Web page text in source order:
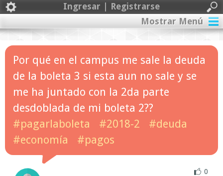
Ingresar | Registrarse
Mostrar Menú
Por qué en el campus me sale la deuda
de la boleta 3 si esta aun no sale y se
me ha juntado con la 2da parte
desdoblada de mi boleta 2??
#pagarlaboleta
#2018-2
#deuda
#economía
#pagos
0